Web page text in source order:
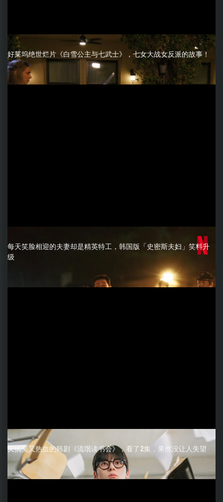
好莱坞绝世烂片《白雪公主与七武士》，七女大战女反派的故事！
每天笑脸相迎的夫妻却是精英特工，韩国版「史密斯夫妇」笑料升
级
又搞笑又热血的韩剧《流氓读书会》，看了2集，果然没让人失望